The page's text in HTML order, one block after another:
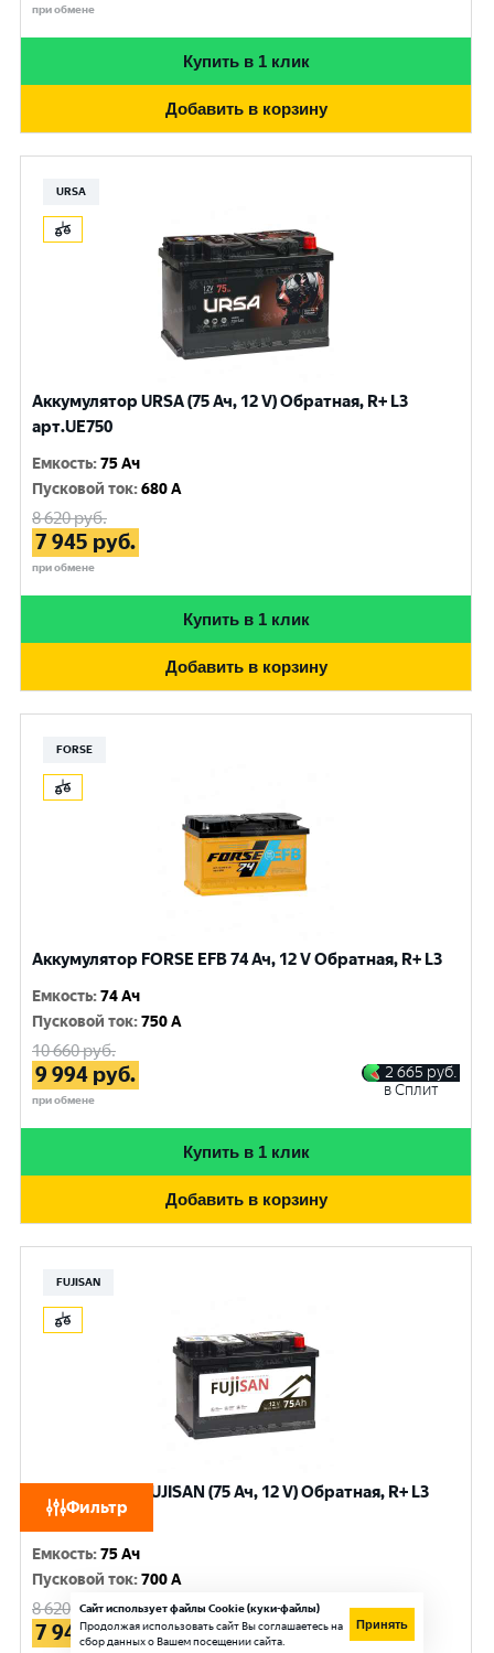
Фильтр
при обмене
Купить в 1 клик
Добавить в корзину
URSA
Аккумулятор URSA (75 Ач, 12 V) Обратная, R+ L3
арт.UE750
Емкость:75 Ач
Пусковой ток:680 A
8 620руб.
7 945 руб.
при обмене
Купить в 1 клик
Добавить в корзину
FORSE
Аккумулятор FORSE EFB 74 Ач, 12 V Обратная, R+ L3
Емкость:74 Ач
Пусковой ток:750 A
10 660руб.
9 994 руб.
при обмене
2 665 руб.
в Сплит
Купить в 1 клик
Добавить в корзину
FUJISAN
Аккумулятор FUJISAN (75 Ач, 12 V) Обратная, R+ L3
арт.FE750E
Емкость:75 Ач
Пусковой ток:700 A
8 620 руб.
7 945руб.
Сайт использует файлы Cookie (куки-файлы)
Продолжая использовать сайт Вы соглашаетесь на
сбор данных о Вашем посещении сайта.
Принять